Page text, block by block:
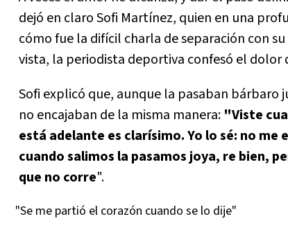
dejó en claro Sofi Martínez, quien en una
cómo fue la difícil charla de separación con
vista, la periodista deportiva confesó el
Sofi explicó que, aunque la pasaban bárbaro
no encajaban de la misma manera: "Viste
está adelante es clarísimo. Yo lo sé: no
cuando salimos la pasamos joya, re bien,
que no corre".
"Se me partió el corazón cuando se lo dije"